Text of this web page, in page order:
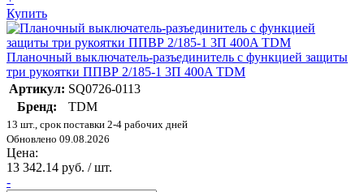
Купить
Планочный выключатель-разъединитель с функцией защиты
три рукоятки ППВР 2/185-1 3П 400A TDM
Артикул: SQ0726-0113
Бренд:
TDM
13 шт., срок поставки 2-4 рабочих дней
Обновлено 09.08.2026
Цена:
13 342.14 руб. / шт.
-